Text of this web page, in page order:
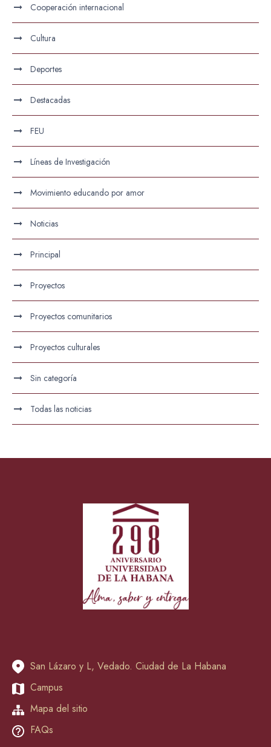
Cooperación internacional
Cultura
Deportes
Destacadas
FEU
Líneas de Investigación
Movimiento educando por amor
Noticias
Principal
Proyectos
Proyectos comunitarios
Proyectos culturales
Sin categoría
Todas las noticias
San Lázaro y L, Vedado. Ciudad de La Habana
Campus
Mapa del sitio
FAQs